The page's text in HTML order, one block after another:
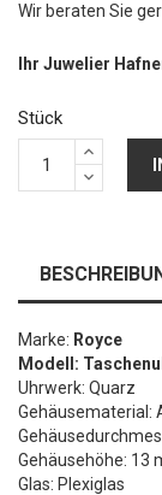
Wir beraten Sie
Ihr Juwelier
Stück
Marke: Royce
Modell:
Uhrwerk: Quarz
Gehäusematerial:
Gehäusehöhe: 13
Glas: Plexiglas